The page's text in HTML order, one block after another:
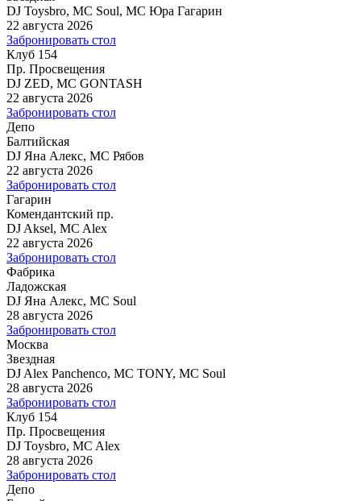
DJ Toysbro, MC Soul, MC Юра Гагарин
22 августа 2026
Забронировать стол
Клуб 154
Пр. Просвещения
DJ ZED, MC GONTASH
22 августа 2026
Забронировать стол
Депо
Балтийская
DJ Яна Алекс, MC Рябов
22 августа 2026
Забронировать стол
Гагарин
Комендантский пр.
DJ Aksel, MC Alex
22 августа 2026
Забронировать стол
Фабрика
Ладожская
DJ Яна Алекс, MC Soul
28 августа 2026
Забронировать стол
Москва
Звездная
DJ Alex Panchenco, MC TONY, MC Soul
28 августа 2026
Забронировать стол
Клуб 154
Пр. Просвещения
DJ Toysbro, MC Alex
28 августа 2026
Забронировать стол
Депо